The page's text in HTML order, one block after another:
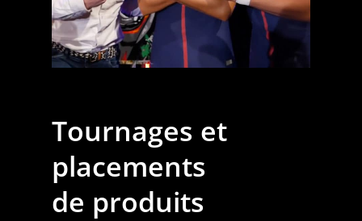
Tournages et
placements
de produits